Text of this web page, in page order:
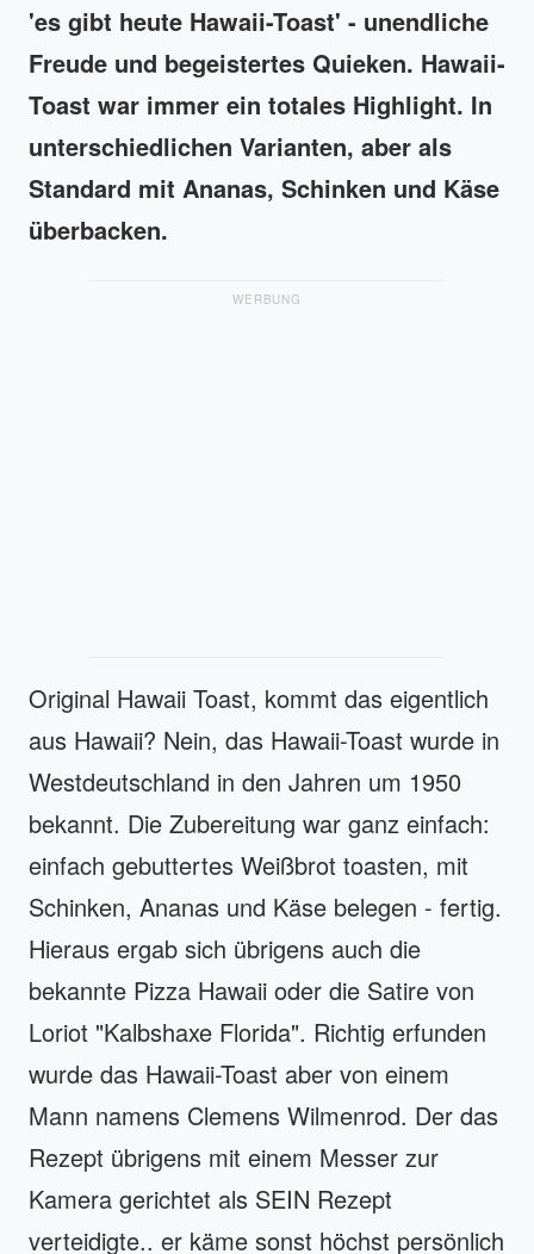
'es gibt heute Hawaii-Toast' - unendliche
Freude und begeistertes Quieken. Hawaii-
Toast war immer ein totales Highlight. In
unterschiedlichen Varianten, aber als
Standard mit Ananas, Schinken und Käse
überbacken.
WERBUNG
Original Hawaii Toast, kommt das eigentlich
aus Hawaii? Nein, das Hawaii-Toast wurde in
Westdeutschland in den Jahren um 1950
bekannt. Die Zubereitung war ganz einfach:
einfach gebuttertes Weißbrot toasten, mit
Schinken, Ananas und Käse belegen - fertig.
Hieraus ergab sich übrigens auch die
bekannte Pizza Hawaii oder die Satire von
Loriot "Kalbshaxe Florida". Richtig erfunden
wurde das Hawaii-Toast aber von einem
Mann namens Clemens Wilmenrod. Der das
Rezept übrigens mit einem Messer zur
Kamera gerichtet als SEIN Rezept
verteidigte.. er käme sonst höchst persönlich